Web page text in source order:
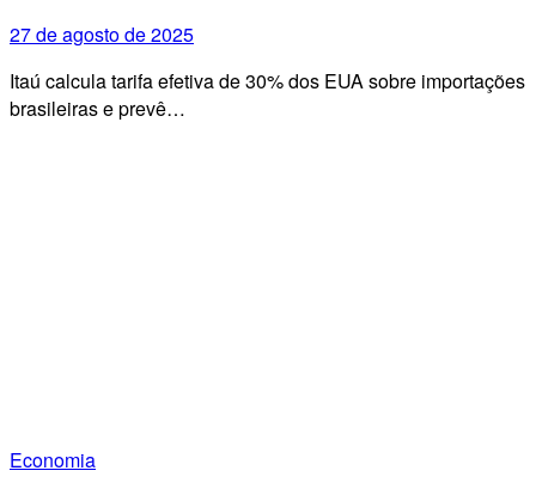
27 de agosto de 2025
Itaú calcula tarifa efetiva de 30% dos EUA sobre importações
brasileiras e prevê…
Economia